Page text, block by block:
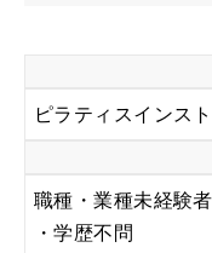
ピラティスインス
職種・業種未経験
・学歴不問